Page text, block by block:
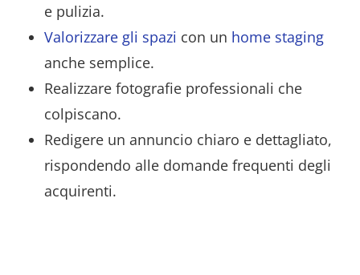
e pulizia.
Valorizzare gli spazi con un home staging
anche semplice.
Realizzare fotografie professionali che
colpiscano.
Redigere un annuncio chiaro e dettagliato,
rispondendo alle domande frequenti degli
acquirenti.